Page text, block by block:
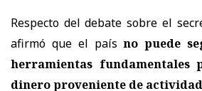
Respecto del debate sobre el
afirmó que el paísno puede
herramientas fundamentales
dinero proveniente de